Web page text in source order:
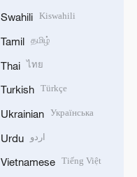
Swahili Kiswahili
Tamil தமிழ்
Thai ไทย
Turkish Türkçe
Ukrainian Українська
Urdu اردو
Vietnamese Tiếng Việt